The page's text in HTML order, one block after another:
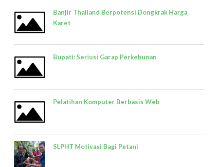
Banjir Thailand Berpotensi Dongkrak Harga
Karet
Bupati: Seriusi Garap Perkebunan
Pelatihan Komputer Berbasis Web
SLPHT Motivasi Bagi Petani